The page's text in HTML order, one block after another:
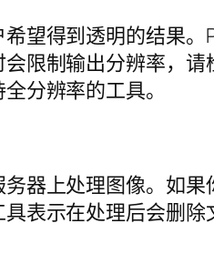
望得到透明的结果
限制输出分辨率，
分辨率的工具。
器上处理图像。如
表示在处理后会删